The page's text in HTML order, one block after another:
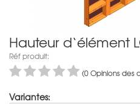
Hauteur d‘élément
Réf produit:
(0 Opinions des
Variantes: